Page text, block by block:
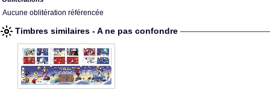
Aucune oblitération référencée
Timbres similaires - A ne pas confondre